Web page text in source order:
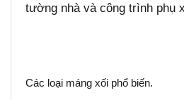
tường nhà và công trình phụ
Các loại máng xối phổ biến.